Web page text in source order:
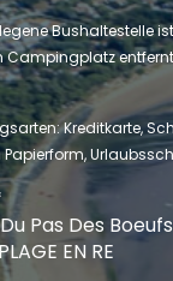
Bushaltestelle
Campingplatz
Kreditkarte,
Pas Des Boeufs
EN RE